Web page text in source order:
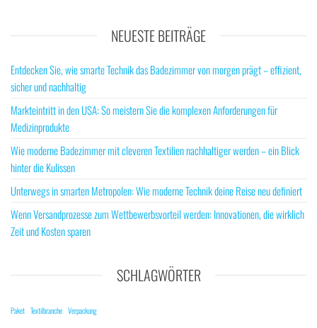
NEUESTE BEITRÄGE
Entdecken Sie, wie smarte Technik das Badezimmer von morgen prägt – effizient,
sicher und nachhaltig
Markteintritt in den USA: So meistern Sie die komplexen Anforderungen für
Medizinprodukte
Wie moderne Badezimmer mit cleveren Textilien nachhaltiger werden – ein Blick
hinter die Kulissen
Unterwegs in smarten Metropolen: Wie moderne Technik deine Reise neu definiert
Wenn Versandprozesse zum Wettbewerbsvorteil werden: Innovationen, die wirklich
Zeit und Kosten sparen
SCHLAGWÖRTER
Paket Textilbranche Verpackung